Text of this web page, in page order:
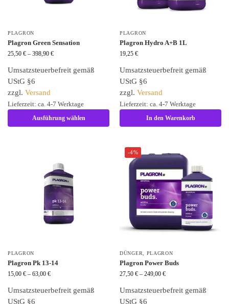
PLAGRON
Plagron Green Sensation
25,50 € – 398,90 €
Umsatzsteuerbefreit gemäß
UStG §6
zzgl. Versand
Lieferzeit: ca. 4-7 Werktage
Ausführung wählen
PLAGRON
Plagron Hydro A+B 1L
19,25 €
Umsatzsteuerbefreit gemäß
UStG §6
zzgl. Versand
Lieferzeit: ca. 4-7 Werktage
In den Warenkorb
PLAGRON
Plagron Pk 13-14
15,00 € – 63,00 €
Umsatzsteuerbefreit gemäß
UStG §6
-4%
DÜNGER PLAGRON
Plagron Power Buds
27,50 € – 249,00 €
Umsatzsteuerbefreit gemäß
UStG §6